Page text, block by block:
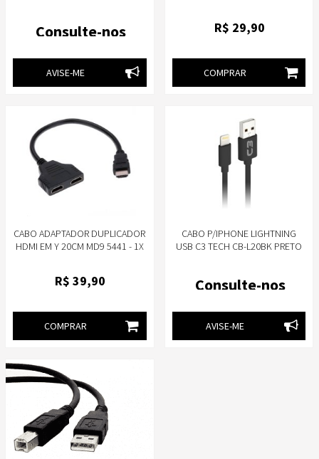
Consulte-nos
AVISE-ME
R$ 29,90
COMPRAR
CABO ADAPTADOR DUPLICADOR
HDMI EM Y 20CM MD9 5441 - 1X
R$ 39,90
COMPRAR
CABO P/IPHONE LIGHTNING
USB C3 TECH CB-L20BK PRETO
Consulte-nos
AVISE-ME